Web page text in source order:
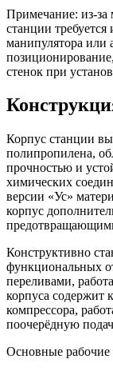
Примечание: из-за
станции
манипулятора или
стенок при
Корпус станции
полипропилена,
прочностью и
химических
версии «Ус»
корпус
Конструктивно
функциональных
переливами,
корпуса содержит
компрессора,
поочерёдную
Основные рабочие